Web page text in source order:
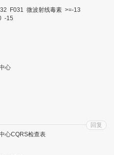
F031 微波射线毒素 >=-13
-15
心
心CQRS检查表
回复